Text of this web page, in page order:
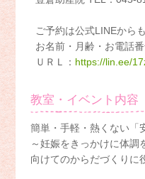
ご予約は公式LINEから
お名前・月齢・お電話
ＵＲＬ： https://lin.ee/
教室・イベント内容
簡単・手軽・熱くない「
～妊娠をきっかけに体調
向けてのからだづくりに